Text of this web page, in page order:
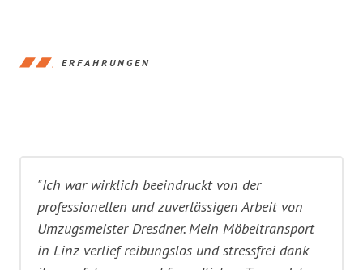
ERFAHRUNGEN
"Ich war wirklich beeindruckt von der
professionellen und zuverlässigen Arbeit von
Umzugsmeister Dresdner. Mein Möbeltransport
in Linz verlief reibungslos und stressfrei dank